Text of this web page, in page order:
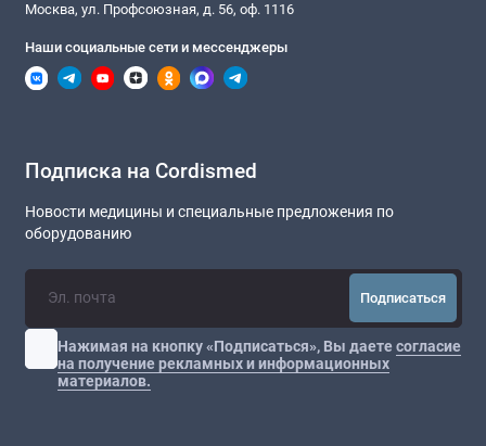
Москва, ул. Профсоюзная, д. 56, оф. 1116
Наши социальные сети и мессенджеры
Подписка на Cordismed
Новости медицины и специальные предложения по
оборудованию
Подписаться
Нажимая на кнопку «Подписаться», Вы даетесогласие
на получение рекламных и информационных
материалов.